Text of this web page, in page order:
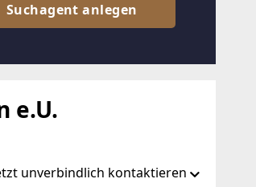
Suchagent anlegen
e.U.
unverbindlich kontaktieren